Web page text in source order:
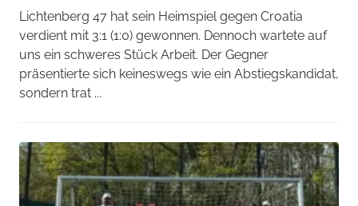
Lichtenberg 47 hat sein Heimspiel gegen Croatia
verdient mit 3:1 (1:0) gewonnen. Dennoch wartete auf
uns ein schweres Stück Arbeit. Der Gegner
präsentierte sich keineswegs wie ein Abstiegskandidat,
sondern trat ...